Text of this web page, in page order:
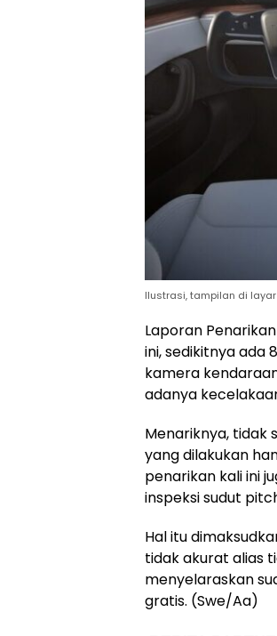
Ilustrasi, tampilan di
Laporan
ini, sedikitnya ada
kamera
adanya
Menariknya, tidak
yang dilakukan
penarikan kali ini
inspeksi sudut
Hal itu
tidak akurat alias
menyelaraskan
gratis. (Swe/Aa)